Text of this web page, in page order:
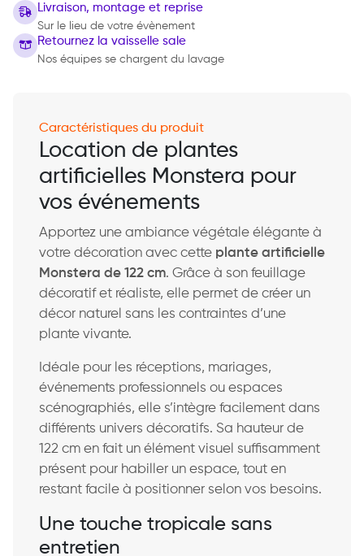
Livraison, montage et reprise
Sur le lieu de votre évènement
Retournez la vaisselle sale
Nos équipes se chargent du lavage
Caractéristiques du produit
Location de plantes
artificielles Monstera pour
vos événements
Apportez une ambiance végétale élégante à
votre décoration avec cette plante artificielle
Monstera de 122 cm. Grâce à son feuillage
décoratif et réaliste, elle permet de créer un
décor naturel sans les contraintes d’une
plante vivante.
Idéale pour les réceptions, mariages,
événements professionnels ou espaces
scénographiés, elle s’intègre facilement dans
différents univers décoratifs. Sa hauteur de
122 cm en fait un élément visuel suffisamment
présent pour habiller un espace, tout en
restant facile à positionner selon vos besoins.
Une touche tropicale sans
entretien